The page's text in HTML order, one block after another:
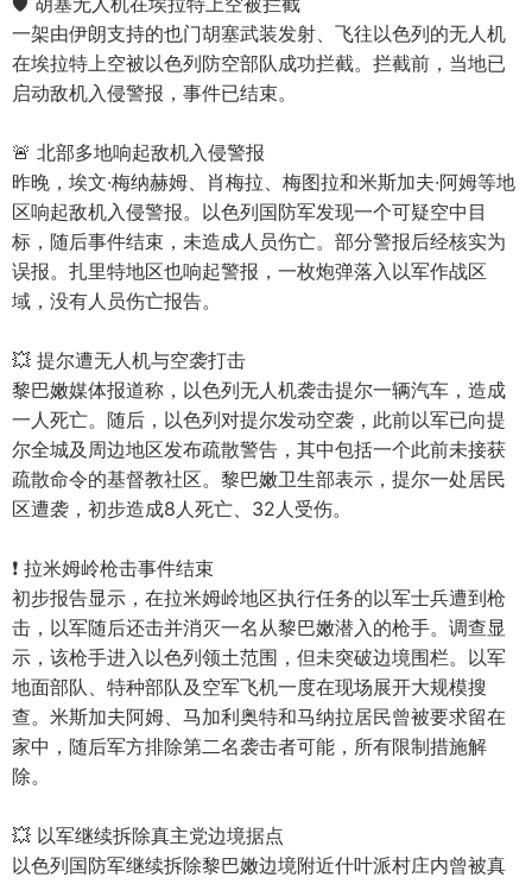
一架由伊朗支持的也门胡塞武装发射、飞往以色列的无人机
在埃拉特上空被以色列防空部队成功拦截。拦截前，当地已
启动敌机入侵警报，事件已结束。
🚨 北部多地响起敌机入侵警报
昨晚，埃文·梅纳赫姆、肖梅拉、梅图拉和米斯加夫·阿姆等地
区响起敌机入侵警报。以色列国防军发现一个可疑空中目
标，随后事件结束，未造成人员伤亡。部分警报后经核实为
误报。扎里特地区也响起警报，一枚炮弹落入以军作战区
域，没有人员伤亡报告。
💥 提尔遭无人机与空袭打击
黎巴嫩媒体报道称，以色列无人机袭击提尔一辆汽车，造成
一人死亡。随后，以色列对提尔发动空袭，此前以军已向提
尔全城及周边地区发布疏散警告，其中包括一个此前未接获
疏散命令的基督教社区。黎巴嫩卫生部表示，提尔一处居民
区遭袭，初步造成8人死亡、32人受伤。
❗️ 拉米姆岭枪击事件结束
初步报告显示，在拉米姆岭地区执行任务的以军士兵遭到枪
击，以军随后还击并消灭一名从黎巴嫩潜入的枪手。调查显
示，该枪手进入以色列领土范围，但未突破边境围栏。以军
地面部队、特种部队及空军飞机一度在现场展开大规模搜
查。米斯加夫阿姆、马加利奥特和马纳拉居民曾被要求留在
家中，随后军方排除第二名袭击者可能，所有限制措施解
除。
💥 以军继续拆除真主党边境据点
以色列国防军继续拆除黎巴嫩边境附近什叶派村庄内曾被真